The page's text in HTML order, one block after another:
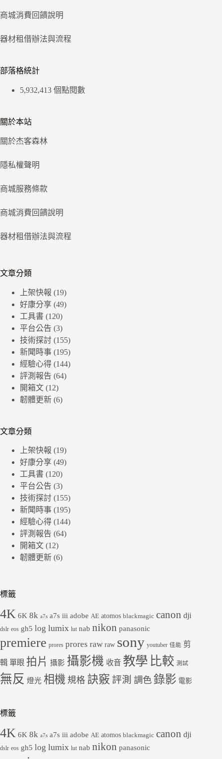
商城消費回饋說明
器材租借辦法與流程
部落格統計
5,932,413 個點閱數
關於本站
關於杰客森林
隱私權聲明
商城服務條款
商城消費回饋說明
器材租借辦法與流程
文章分類
上架快報 (19)
好康分享 (49)
工具書 (120)
平台公告 (3)
技術探討 (155)
新聞時事 (195)
經驗心得 (144)
評測報告 (64)
開箱文 (12)
韌體更新 (6)
文章分類
上架快報 (19)
好康分享 (49)
工具書 (120)
平台公告 (3)
技術探討 (155)
新聞時事 (195)
經驗心得 (144)
評測報告 (64)
開箱文 (12)
韌體更新 (6)
標籤
4K 6K 8k a7s a7s iii adobe AE atomos blackmagic canon dji
dslr eos gh5 log lumix lut nab nikon panasonic
premiere prores prores raw raw sony youtuber 佳能 剪
輯 單眼 拍片 攝影 攝影機 收音 教學 比較 測試
無反 燈光 相機 規格 訣竅 評測 調色 錄影 電影
標籤
4K 6K 8k a7s a7s iii adobe AE atomos blackmagic canon dji
dslr eos gh5 log lumix lut nab nikon panasonic